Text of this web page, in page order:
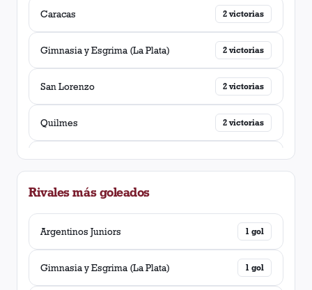
Caracas 2 victorias
Gimnasia y Esgrima (La Plata) 2 victorias
San Lorenzo 2 victorias
Quilmes 2 victorias
Belgrano (Córdoba) 2 victorias
Rosario Central
Libertad victoria
Cerro Porteño victoria
Rivales más goleados
Argentinos Juniors 1 gol
Gimnasia y Esgrima (La Plata) 1 gol